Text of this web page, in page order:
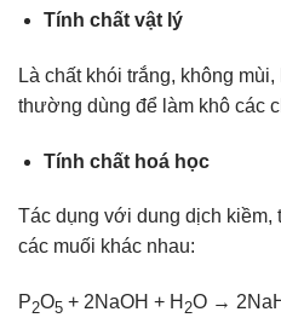
Tính chất vật lý
Là chất khói trắng, không
thường dùng để làm khô các
Tính chất hoá học
Tác dụng với dung dịch kiềm,
các muối khác nhau:
P2O5 + 2NaOH + H 2O →